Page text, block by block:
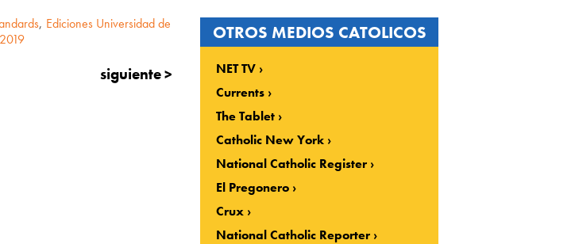
, Ediciones Universidad de
siguiente >
OTROS MEDIOS CATOLICOS
NET TV
Currents
The Tablet
Catholic New York
National Catholic Register
El Pregonero
Crux
National Catholic Reporter